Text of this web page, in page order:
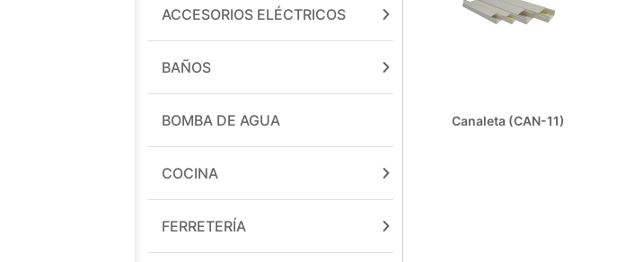
ACCESORIOS ELÉCTRICOS
BAÑOS
BOMBA DE AGUA
COCINA
FERRETERÍA
Canaleta (CAN-11)